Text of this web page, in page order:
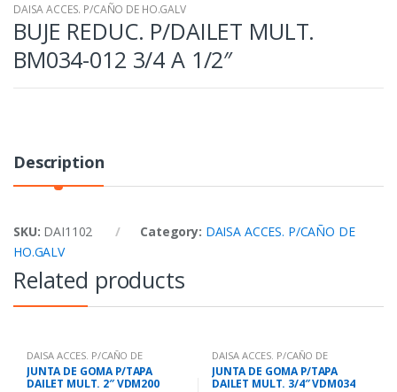
DAISA ACCES. P/CAÑO DE HO.GALV
BUJE REDUC. P/DAILET MULT.
BM034-012 3/4 A 1/2″
Description
SKU: DAI1102 Category: DAISA ACCES. P/CAÑO DE
HO.GALV
Related products
DAISA ACCES. P/CAÑO DE
HO.GALV
JUNTA DE GOMA P/TAPA
DAILET MULT. 2″ VDM200
DAISA ACCES. P/CAÑO DE
HO.GALV
JUNTA DE GOMA P/TAPA
DAILET MULT. 3/4″ VDM034